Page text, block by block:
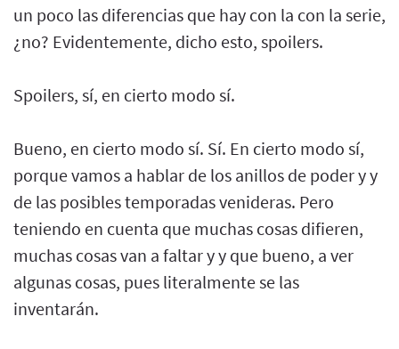
un poco las diferencias que hay con la con la serie,
¿no? Evidentemente, dicho esto, spoilers.
Spoilers, sí, en cierto modo sí.
Bueno, en cierto modo sí. Sí. En cierto modo sí,
porque vamos a hablar de los anillos de poder y y
de las posibles temporadas venideras. Pero
teniendo en cuenta que muchas cosas difieren,
muchas cosas van a faltar y y que bueno, a ver
algunas cosas, pues literalmente se las
inventarán.